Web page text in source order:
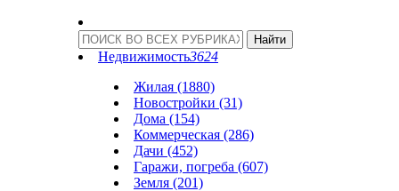
Недвижимость3624
Жилая (1880)
Новостройки (31)
Дома (154)
Коммерческая (286)
Дачи (452)
Гаражи, погреба (607)
Земля (201)